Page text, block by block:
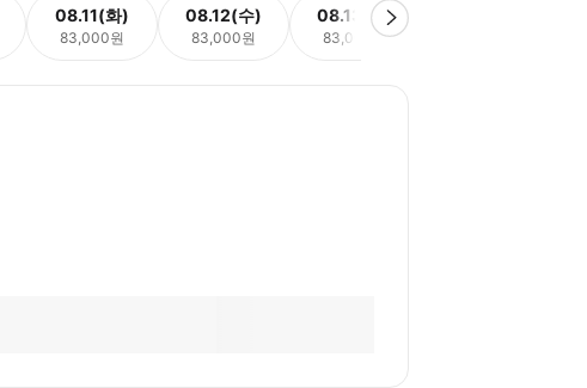
08.11(화)
83,000원
08.12(수)
83,000원
08.13(목)
83,000원